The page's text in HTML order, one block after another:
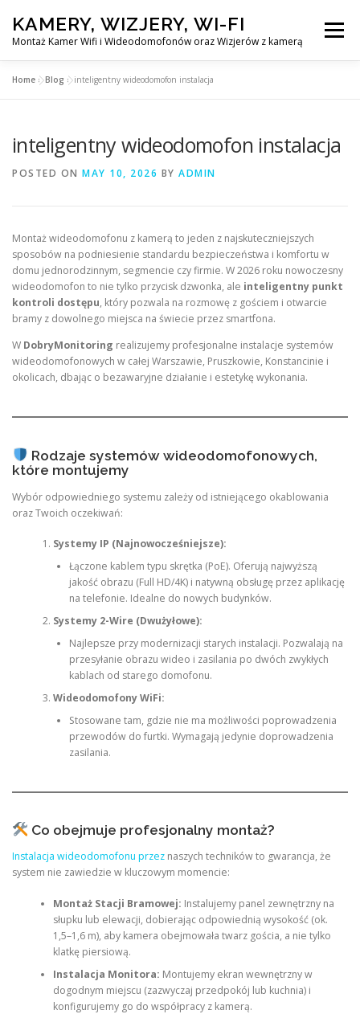
content
KAMERY, WIZJERY, WI-FI
Montaż Kamer Wifi i Wideodomofonów oraz Wizjerów z kamerą
Menu
MONTAŻ WIDEDOMOFONÓW
KONTAKT
EN
Home »Blog »inteligentny wideodomofon instalacja
inteligentny wideodomofon instalacja
POSTED ON MAY 10, 2026 BY ADMIN
Montaż wideodomofonu z kamerą to jeden z najskuteczniejszych
sposobów na podniesienie standardu bezpieczeństwa i komfortu w
domu jednorodzinnym, segmencie czy firmie. W 2026 roku nowoczesny
wideodomofon to nie tylko przycisk dzwonka, ale inteligentny punkt
kontroli dostępu, który pozwala na rozmowę z gościem i otwarcie
bramy z dowolnego miejsca na świecie przez smartfona.
W DobryMonitoring realizujemy profesjonalne instalacje systemów
wideodomofonowych w całej Warszawie, Pruszkowie, Konstancinie i
okolicach, dbając o bezawaryjne działanie i estetykę wykonania.
Rodzaje systemów wideodomofonowych,
które montujemy
Wybór odpowiedniego systemu zależy od istniejącego okablowania
oraz Twoich oczekiwań:
Systemy IP (Najnowocześniejsze):
Łączone kablem typu skrętka (PoE). Oferują najwyższą
jakość obrazu (Full HD/4K) i natywną obsługę przez aplikację
na telefonie. Idealne do nowych budynków.
Systemy 2-Wire (Dwużyłowe):
Najlepsze przy modernizacji starych instalacji. Pozwalają na
przesyłanie obrazu wideo i zasilania po dwóch zwykłych
kablach od starego domofonu.
Wideodomofony WiFi:
Stosowane tam, gdzie nie ma możliwości poprowadzenia
przewodów do furtki. Wymagają jedynie doprowadzenia
zasilania.
Co obejmuje profesjonalny montaż?
Instalacja wideodomofonu przez naszych techników to gwarancja, że
system nie zawiedzie w kluczowym momencie:
Montaż Stacji Bramowej: Instalujemy panel zewnętrzny na
słupku lub elewacji, dobierając odpowiednią wysokość (ok.
1,5–1,6 m), aby kamera obejmowała twarz gościa, a nie tylko
klatkę piersiową.
Instalacja Monitora: Montujemy ekran wewnętrzny w
dogodnym miejscu (zazwyczaj przedpokój lub kuchnia) i
konfigurujemy go do współpracy z kamerą.